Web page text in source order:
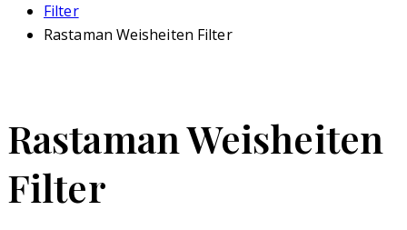
Filter
Rastaman Weisheiten Filter
Rastaman Weisheiten
Filter